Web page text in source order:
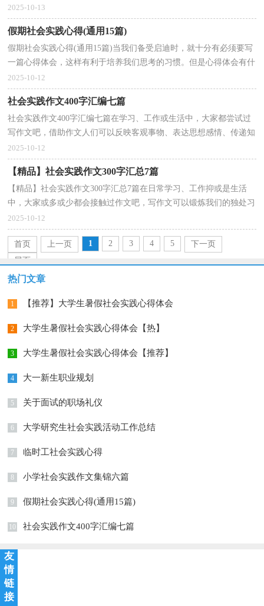
（论文）。作文的注意事项有许多，你确定会写吗？以下是小...
2025-10-13
假期社会实践心得(通用15篇)
假期社会实践心得(通用15篇)当我们备受启迪时，就十分有必须要写
一篇心得体会，这样有利于培养我们思考的习惯。但是心得体会有什
么要求呢？以下是小编帮大家整理的假期社会实践心...
2025-10-12
社会实践作文400字汇编七篇
社会实践作文400字汇编七篇在学习、工作或生活中，大家都尝试过
写作文吧，借助作文人们可以反映客观事物、表达思想感情、传递知
识信息。那要怎么写好作文呢？下面是小编为大家整...
2025-10-12
【精品】社会实践作文300字汇总7篇
【精品】社会实践作文300字汇总7篇在日常学习、工作抑或是生活
中，大家或多或少都会接触过作文吧，写作文可以锻炼我们的独处习
惯，让自己的心静下来，思考自己未来的方向。那要怎么...
2025-10-12
首页 上一页 1 2 3 4 5
下一页
尾页
热门文章
1 【推荐】大学生暑假社会实践心得体会
2 大学生暑假社会实践心得体会【热】
3 大学生暑假社会实践心得体会【推荐】
4 大一新生职业规划
5 关于面试的职场礼仪
6 大学研究生社会实践活动工作总结
7 临时工社会实践心得
8 小学社会实践作文集锦六篇
9 假期社会实践心得(通用15篇)
10 社会实践作文400字汇编七篇
友
情
链
接